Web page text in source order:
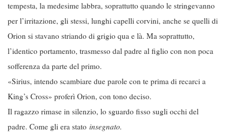
tempesta, la medesime labbra, soprattutto quando le stringevanno
per l’irritazione, gli stessi, lunghi capelli corvini, anche se quelli di
Orion si stavano striando di grigio qua e là. Ma soprattutto,
l’identico portamento, trasmesso dal padre al figlio con non poca
sofferenza da parte del primo.
«Sirius, intendo scambiare due parole con te prima di recarci a
King’s Cross» proferì Orion, con tono deciso.
Il ragazzo rimase in silenzio, lo sguardo fisso sugli occhi del
padre. Come gli era stato insegnato.